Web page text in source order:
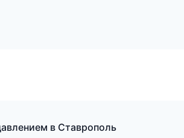
в Ставрополь